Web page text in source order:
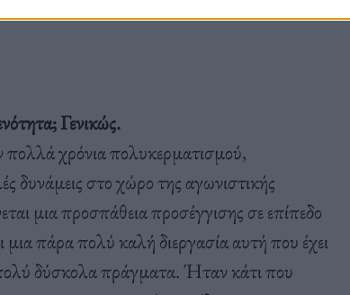
Γενικώς.
πολλά χρόνια πολυκερματισμού,
στο χώρο της αγωνιστικής
μια προσπάθεια προσέγγισης σε επίπεδο
μια πάρα πολύ καλή διεργασία αυτή που έχει
πολύ δύσκολα πράγματα. Ήταν κάτι που